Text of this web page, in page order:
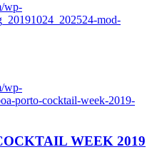
wp-
mod-
wp-
porto-cocktail-week-2019-
WEEK 2019